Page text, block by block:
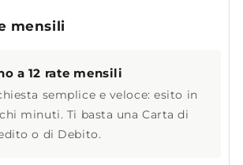
mensili
a 12 rate mensili
semplice e veloce: esito in
minuti. Ti basta una Carta di
o di Debito.